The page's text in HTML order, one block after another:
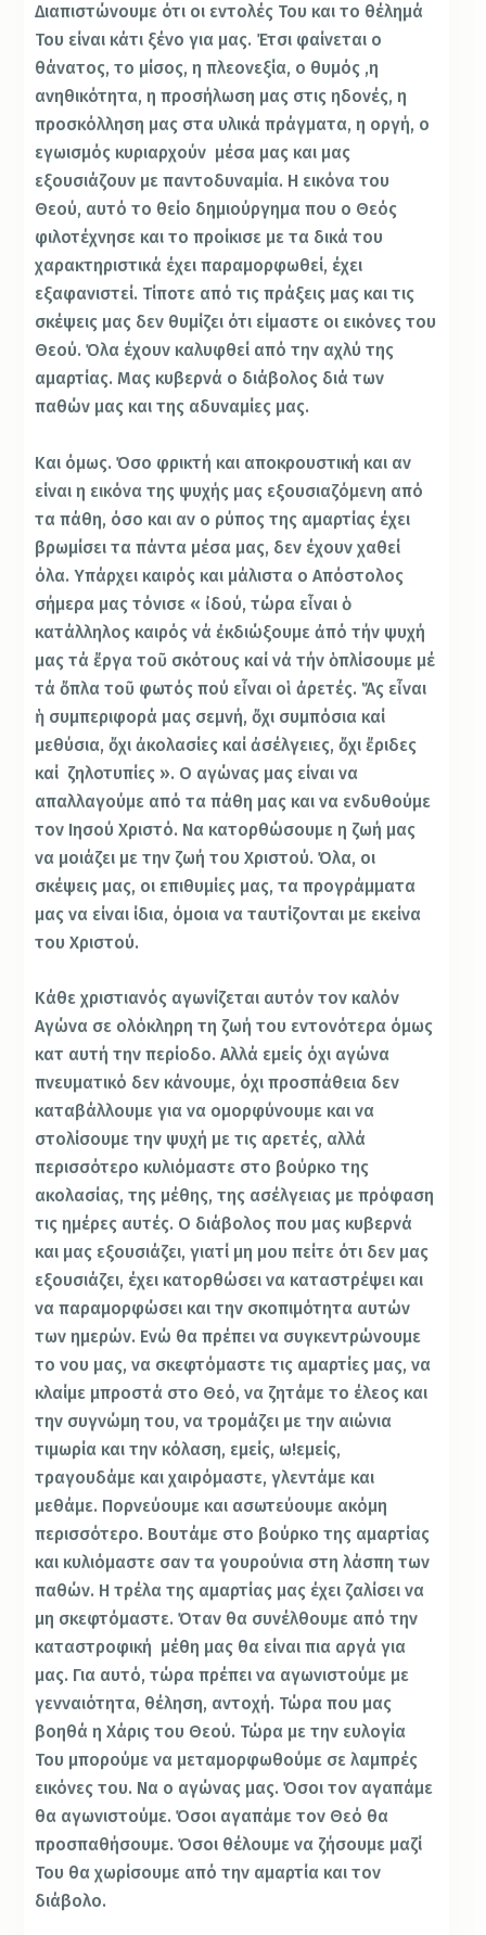
Διαπιστώνουμε ότι οι εντολές Του και το θέλημά
Του είναι κάτι ξένο για μας. Έτσι φαίνεται ο
θάνατος, το μίσος, η πλεονεξία, ο θυμός ,η
ανηθικότητα, η προσήλωση μας στις ηδονές, η
προσκόλληση μας στα υλικά πράγματα, η οργή, ο
εγωισμός κυριαρχούν μέσα μας και μας
εξουσιάζουν με παντοδυναμία. Η εικόνα του
Θεού, αυτό το θείο δημιούργημα που ο Θεός
φιλοτέχνησε και το προίκισε με τα δικά του
χαρακτηριστικά έχει παραμορφωθεί, έχει
εξαφανιστεί. Τίποτε από τις πράξεις μας και τις
σκέψεις μας δεν θυμίζει ότι είμαστε οι εικόνες του
Θεού. Όλα έχουν καλυφθεί από την αχλύ της
αμαρτίας. Μας κυβερνά ο διάβολος διά των
παθών μας και της αδυναμίες μας.
Και όμως. Όσο φρικτή και αποκρουστική και αν
είναι η εικόνα της ψυχής μας εξουσιαζόμενη από
τα πάθη, όσο και αν ο ρύπος της αμαρτίας έχει
βρωμίσει τα πάντα μέσα μας, δεν έχουν χαθεί
όλα. Υπάρχει καιρός και μάλιστα ο Απόστολος
σήμερα μας τόνισε « ἰδού, τώρα εἶναι ὁ
κατάλληλος καιρός νά ἐκδιώξουμε ἀπό τήν ψυχή
μας τά ἔργα τοῦ σκότους καί νά τήν ὁπλίσουμε μέ
τά ὄπλα τοῦ φωτός πού εἶναι οἱ ἀρετές. Ἅς εἶναι
ἡ συμπεριφορά μας σεμνή, ὄχι συμπόσια καί
μεθύσια, ὄχι ἀκολασίες καί ἀσέλγειες, ὄχι ἔριδες
καί ζηλοτυπίες ». Ο αγώνας μας είναι να
απαλλαγούμε από τα πάθη μας και να ενδυθούμε
τον Ιησού Χριστό. Να κατορθώσουμε η ζωή μας
να μοιάζει με την ζωή του Χριστού. Όλα, οι
σκέψεις μας, οι επιθυμίες μας, τα προγράμματα
μας να είναι ίδια, όμοια να ταυτίζονται με εκείνα
του Χριστού.
Κάθε χριστιανός αγωνίζεται αυτόν τον καλόν
Αγώνα σε ολόκληρη τη ζωή του εντονότερα όμως
κατ αυτή την περίοδο. Αλλά εμείς όχι αγώνα
πνευματικό δεν κάνουμε, όχι προσπάθεια δεν
καταβάλλουμε για να ομορφύνουμε και να
στολίσουμε την ψυχή με τις αρετές, αλλά
περισσότερο κυλιόμαστε στο βούρκο της
ακολασίας, της μέθης, της ασέλγειας με πρόφαση
τις ημέρες αυτές. Ο διάβολος που μας κυβερνά
και μας εξουσιάζει, γιατί μη μου πείτε ότι δεν μας
εξουσιάζει, έχει κατορθώσει να καταστρέψει και
να παραμορφώσει και την σκοπιμότητα αυτών
των ημερών. Ενώ θα πρέπει να συγκεντρώνουμε
το νου μας, να σκεφτόμαστε τις αμαρτίες μας, να
κλαίμε μπροστά στο Θεό, να ζητάμε το έλεος και
την συγνώμη του, να τρομάζει με την αιώνια
τιμωρία και την κόλαση, εμείς, ω!εμείς,
τραγουδάμε και χαιρόμαστε, γλεντάμε και
μεθάμε. Πορνεύουμε και ασωτεύουμε ακόμη
περισσότερο. Βουτάμε στο βούρκο της αμαρτίας
και κυλιόμαστε σαν τα γουρούνια στη λάσπη των
παθών. Η τρέλα της αμαρτίας μας έχει ζαλίσει να
μη σκεφτόμαστε. Όταν θα συνέλθουμε από την
καταστροφική μέθη μας θα είναι πια αργά για
μας. Για αυτό, τώρα πρέπει να αγωνιστούμε με
γενναιότητα, θέληση, αντοχή. Τώρα που μας
βοηθά η Χάρις του Θεού. Τώρα με την ευλογία
Του μπορούμε να μεταμορφωθούμε σε λαμπρές
εικόνες του. Να ο αγώνας μας. Όσοι τον αγαπάμε
θα αγωνιστούμε. Όσοι αγαπάμε τον Θεό θα
προσπαθήσουμε. Όσοι θέλουμε να ζήσουμε μαζί
Του θα χωρίσουμε από την αμαρτία και τον
διάβολο.